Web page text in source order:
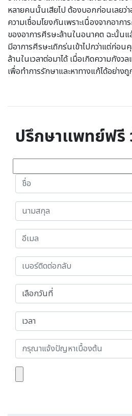
หลายคนนั้นเสียไป ต้องบอกก่อนเลยว่
ความเชื่อมโยงกันเพราะเนื่องจากอาก
ของอาการศีรษะล้านในอนาคต ฉะนั้นแล้
มีอาการศีรษะเถิกร่นเข้าไปกว่าแต่ก่อ
ล้านในเวลาต่อมาได้ เมื่อเกิดความกังว
เพื่อทำการรักษาและหาทางแก้ได้อย่างถู
ปรึกษาแพทย์ฟรี